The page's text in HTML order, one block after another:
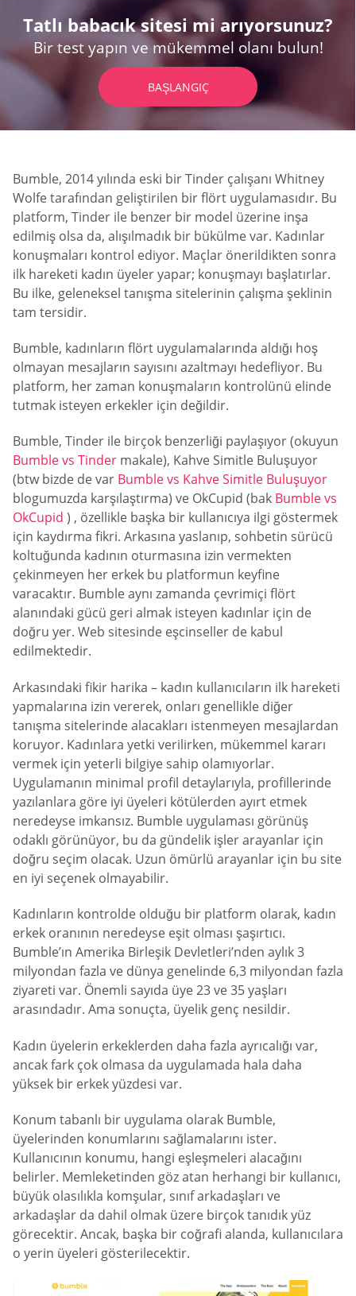
Tatlı babacık sitesi mi arıyorsunuz?
Bir test yapın ve mükemmel olanı bulun!
BAŞLANGIÇ
Bumble, 2014 yılında eski bir Tinder çalışanı Whitney
Wolfe tarafından geliştirilen bir flört uygulamasıdır. Bu
platform, Tinder ile benzer bir model üzerine inşa
edilmiş olsa da, alışılmadık bir bükülme var. Kadınlar
konuşmaları kontrol ediyor. Maçlar önerildikten sonra
ilk hareketi kadın üyeler yapar; konuşmayı başlatırlar.
Bu ilke, geleneksel tanışma sitelerinin çalışma şeklinin
tam tersidir.
Bumble, kadınların flört uygulamalarında aldığı hoş
olmayan mesajların sayısını azaltmayı hedefliyor. Bu
platform, her zaman konuşmaların kontrolünü elinde
tutmak isteyen erkekler için değildir.
Bumble, Tinder ile birçok benzerliği paylaşıyor (okuyun
Bumble vs Tinder makale), Kahve Simitle Buluşuyor
(btw bizde de var Bumble vs Kahve Simitle Buluşuyor
blogumuzda karşılaştırma) ve OkCupid (bak Bumble vs
OkCupid ) , özellikle başka bir kullanıcıya ilgi göstermek
için kaydırma fikri. Arkasına yaslanıp, sohbetin sürücü
koltuğunda kadının oturmasına izin vermekten
çekinmeyen her erkek bu platformun keyfine
varacaktır. Bumble aynı zamanda çevrimiçi flört
alanındaki gücü geri almak isteyen kadınlar için de
doğru yer. Web sitesinde eşcinseller de kabul
edilmektedir.
Arkasındaki fikir harika – kadın kullanıcıların ilk hareketi
yapmalarına izin vererek, onları genellikle diğer
tanışma sitelerinde alacakları istenmeyen mesajlardan
koruyor. Kadınlara yetki verilirken, mükemmel kararı
vermek için yeterli bilgiye sahip olamıyorlar.
Uygulamanın minimal profil detaylarıyla, profillerinde
yazılanlara göre iyi üyeleri kötülerden ayırt etmek
neredeyse imkansız. Bumble uygulaması görünüş
odaklı görünüyor, bu da gündelik işler arayanlar için
doğru seçim olacak. Uzun ömürlü arayanlar için bu site
en iyi seçenek olmayabilir.
Kadınların kontrolde olduğu bir platform olarak, kadın
erkek oranının neredeyse eşit olması şaşırtıcı.
Bumble’ın Amerika Birleşik Devletleri’nden aylık 3
milyondan fazla ve dünya genelinde 6,3 milyondan fazla
ziyareti var. Önemli sayıda üye 23 ve 35 yaşları
arasındadır. Ama sonuçta, üyelik genç nesildir.
Kadın üyelerin erkeklerden daha fazla ayrıcalığı var,
ancak fark çok olmasa da uygulamada hala daha
yüksek bir erkek yüzdesi var.
Konum tabanlı bir uygulama olarak Bumble,
üyelerinden konumlarını sağlamalarını ister.
Kullanıcının konumu, hangi eşleşmeleri alacağını
belirler. Memleketinden göz atan herhangi bir kullanıcı,
büyük olasılıkla komşular, sınıf arkadaşları ve
arkadaşlar da dahil olmak üzere birçok tanıdık yüz
görecektir. Ancak, başka bir coğrafi alanda, kullanıcılara
o yerin üyeleri gösterilecektir.